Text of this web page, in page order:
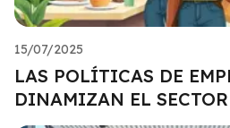
15/07/2025
LAS POLÍTICAS DE
DINAMIZAN EL